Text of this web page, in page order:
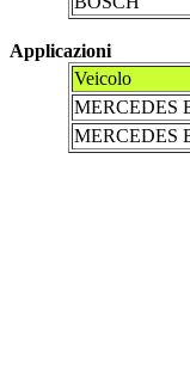
Applicazioni
Veicolo
MERCEDES
MERCEDES